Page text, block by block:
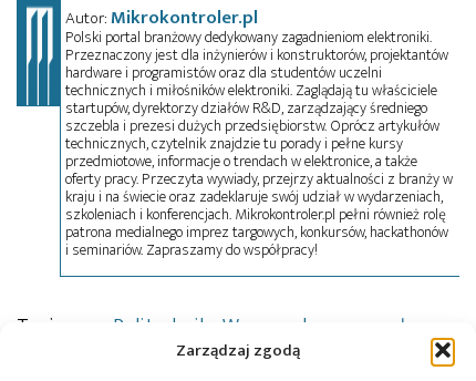
Zarządzaj zgodą
Autor:Mikrokontroler.pl
Polski portal branżowy dedykowany zagadnieniom elektroniki.
Przeznaczony jest dla inżynierów i konstruktorów, projektantów
hardware i programistów oraz dla studentów uczelni
technicznych i miłośników elektroniki. Zaglądają tu właściciele
startupów, dyrektorzy działów R&D, zarządzający średniego
szczebla i prezesi dużych przedsiębiorstw. Oprócz artykułów
technicznych, czytelnik znajdzie tu porady i pełne kursy
przedmiotowe, informacje o trendach w elektronice, a także
oferty pracy. Przeczyta wywiady, przejrzy aktualności z branży w
kraju i na świecie oraz zadeklaruje swój udział w wydarzeniach,
szkoleniach i konferencjach. Mikrokontroler.pl pełni również rolę
patrona medialnego imprez targowych, konkursów, hackathonów
i seminariów. Zapraszamy do współpracy!
Tagi: Politechnika Warszawska przemysł